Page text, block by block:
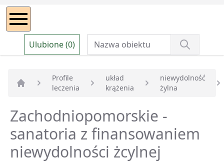
Ulubione (0)
Strona główna
Profile
leczenia
układ
krążenia
niewydolność
żylna
Zachodniopomorskie -
sanatoria z finansowaniem
niewydolności żcylnej